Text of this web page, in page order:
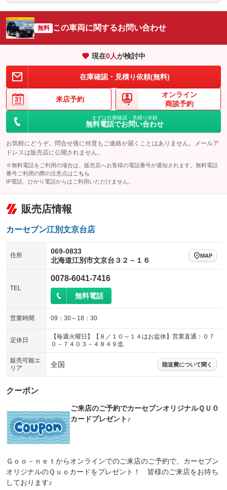
：装備なし ：装備なし
サイドカメラ
：装備なし ルーフレール
：装備なし
：装備なし
：装備あり
無料 この車両に関するお問い合わせ
現在0人が検討中
在庫確認・見積り依頼(無料)
来店予約
オンライン
商談予約
まずは在庫確認・見積り依頼
無料電話でお問い合わせ
お気軽にどうぞ。問合せ後に何度もご連絡が届くことはありません。メールア
ドレスは販売店に公開されません。
※無料電話をご利用の場合は、販売店へお客様の電話番号が通知されます。無料電話
番号ご利用の際の注意点は こちら
IP電話、ひかり電話からはご利用いただけません。
販売店情報
カーセブン江別文京台店
住所
069-0833
北海道江別市文京台３２－１６
MAP
TEL
0078-6041-7416
無料電話
営業時間 09：30～18：30
定休日
【毎週火曜日】【８／１０～１４はお盆休】営業直通：０７
０－７４０３－４８４９迄
販売可能エ
リア
全国 陸送費について聞く
クーポン
ご来店のご予約でカーセブンオリジナルＱＵＯ
カードプレゼント♪
Ｇｏｏ－ｎｅｔからオンラインでのご来店のご予約で、カーセブン
オリジナルのＱｕｏカードをプレゼント！ 皆様のご来店をお待ち
しております♪